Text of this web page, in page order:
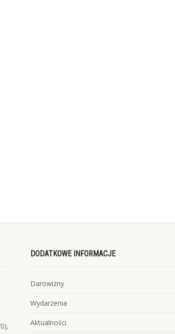
DODATKOWE INFORMACJE
Darowizny
Wydarzenia
Aktualności